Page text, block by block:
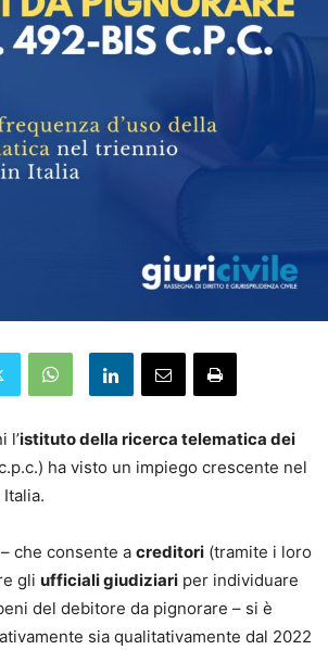
l’istituto della ricerca telematica dei
ha visto un impiego crescente nel
che consente a creditori (tramite i loro
gli ufficiali giudiziari per individuare
del debitore da pignorare – si è
sia qualitativamente dal 2022